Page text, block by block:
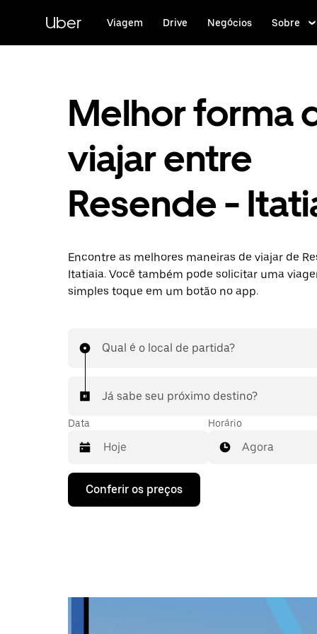
conteúdo
Uber Viagem Drive Negócios Sobre
Melhor forma
viajar entre
Resende -
Encontre as melhores maneiras de viajar de
Itatiaia. Você também pode solicitar uma
simples toque em um botão no app.
Qual é o local de partida?
Já sabe seu próximo destino?
Data
Pressione
seta
calendário
Horário
Agora
Conferir os preços